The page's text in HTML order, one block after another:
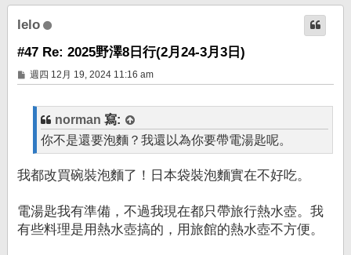
端
lelo
#47 Re: 2025野澤8日行(2月24-3月3日)
文
章
週四 12月 19, 2024 11:16 am
norman 寫:
你不是還要泡麵？我還以為你要帶電湯匙呢。
我都改買碗裝泡麵了！日本袋裝泡麵實在不好吃。
電湯匙我有準備，不過我現在都只帶旅行熱水壺。我
有些料理是用熱水壺搞的，用旅館的熱水壺不方便。